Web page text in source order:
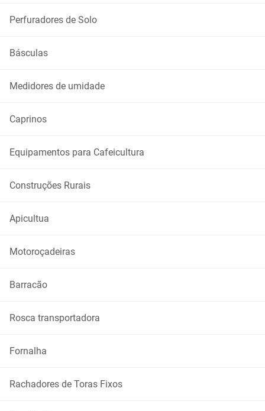
Perfuradores de Solo
Básculas
Medidores de umidade
Caprinos
Equipamentos para Cafeicultura
Construções Rurais
Apicultua
Motoroçadeiras
Barracão
Rosca transportadora
Fornalha
Rachadores de Toras Fixos